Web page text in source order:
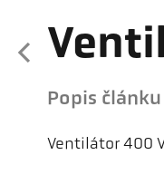
Popis článku
Ventilátor 400